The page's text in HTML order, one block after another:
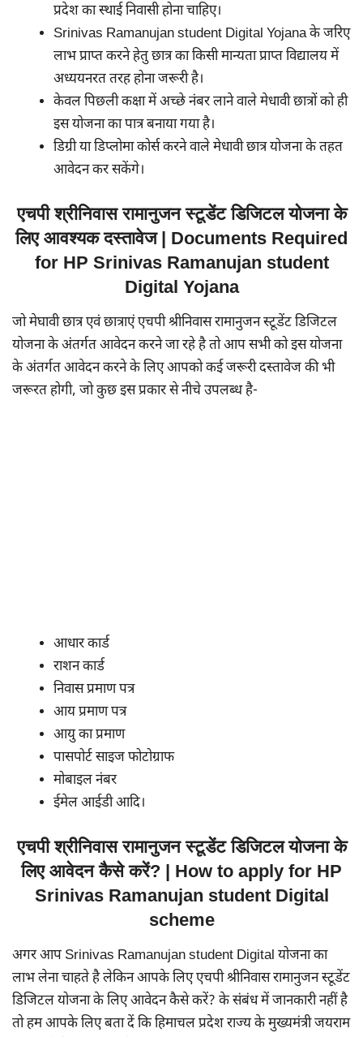
प्रदेश का स्थाई निवासी होना चाहिए।
Srinivas Ramanujan student Digital Yojana के जरिए
लाभ प्राप्त करने हेतु छात्र का किसी मान्यता प्राप्त विद्यालय में
अध्ययनरत तरह होना जरूरी है।
केवल पिछली कक्षा में अच्छे नंबर लाने वाले मेधावी छात्रों को ही
इस योजना का पात्र बनाया गया है।
डिग्री या डिप्लोमा कोर्स करने वाले मेधावी छात्र योजना के तहत
आवेदन कर सकेंगे।
एचपी श्रीनिवास रामानुजन स्टूडेंट डिजिटल योजना के
लिए आवश्यक दस्तावेज | Documents Required
for HP Srinivas Ramanujan student
Digital Yojana
जो मेघावी छात्र एवं छात्राएं एचपी श्रीनिवास रामानुजन स्टूडेंट डिजिटल
योजना के अंतर्गत आवेदन करने जा रहे है तो आप सभी को इस योजना
के अंतर्गत आवेदन करने के लिए आपको कई जरूरी दस्तावेज की भी
जरूरत होगी, जो कुछ इस प्रकार से नीचे उपलब्ध है-
आधार कार्ड
राशन कार्ड
निवास प्रमाण पत्र
आय प्रमाण पत्र
आयु का प्रमाण
पासपोर्ट साइज फोटोग्राफ
मोबाइल नंबर
ईमेल आईडी आदि।
एचपी श्रीनिवास रामानुजन स्टूडेंट डिजिटल योजना के
लिए आवेदन कैसे करें? | How to apply for HP
Srinivas Ramanujan student Digital
scheme
अगर आप Srinivas Ramanujan student Digital योजना का
लाभ लेना चाहते है लेकिन आपके लिए एचपी श्रीनिवास रामानुजन स्टूडेंट
डिजिटल योजना के लिए आवेदन कैसे करें? के संबंध में जानकारी नहीं है
तो हम आपके लिए बता दें कि हिमाचल प्रदेश राज्य के मुख्यमंत्री जयराम